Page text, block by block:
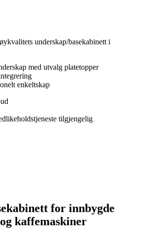
underskap/basekabinett i
med utvalg platetopper
enkeltskap
tilgjengelig
for innbygde
kaffemaskiner